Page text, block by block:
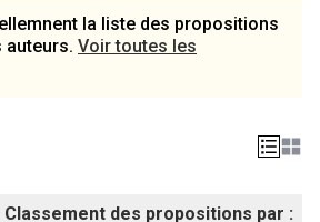
la liste des propositions
auteurs. Voir toutes les
Classement des propositions par :